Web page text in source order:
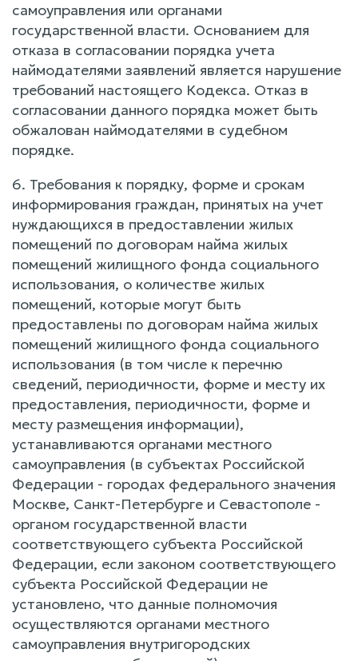
самоуправления или органами
государственной власти. Основанием для
отказа в согласовании порядка учета
наймодателями заявлений является нарушение
требований настоящего Кодекса. Отказ в
согласовании данного порядка может быть
обжалован наймодателями в судебном
порядке.
6. Требования к порядку, форме и срокам
информирования граждан, принятых на учет
нуждающихся в предоставлении жилых
помещений по договорам найма жилых
помещений жилищного фонда социального
использования, о количестве жилых
помещений, которые могут быть
предоставлены по договорам найма жилых
помещений жилищного фонда социального
использования (в том числе к перечню
сведений, периодичности, форме и месту их
предоставления, периодичности, форме и
месту размещения информации),
устанавливаются органами местного
самоуправления (в субъектах Российской
Федерации - городах федерального значения
Москве, Санкт-Петербурге и Севастополе -
органом государственной власти
соответствующего субъекта Российской
Федерации, если законом соответствующего
субъекта Российской Федерации не
установлено, что данные полномочия
осуществляются органами местного
самоуправления внутригородских